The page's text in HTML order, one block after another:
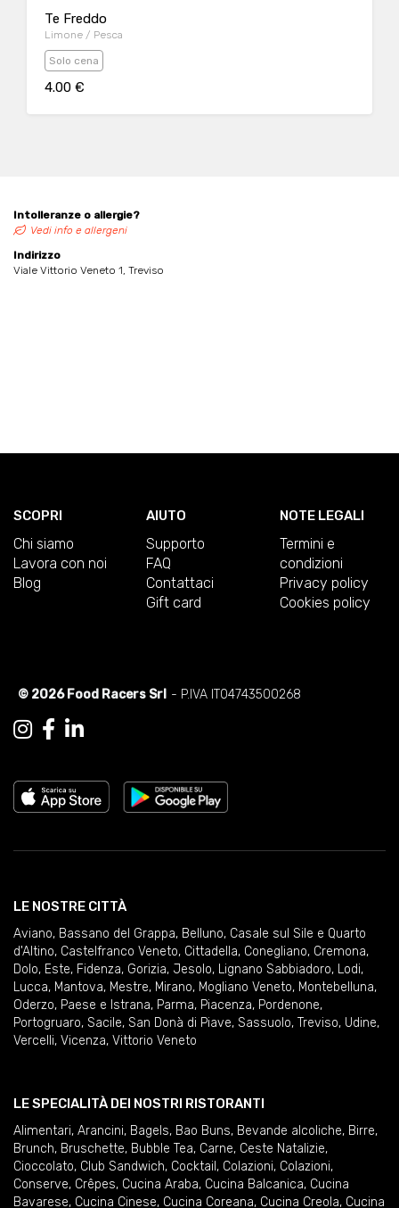
Te Freddo
Limone / Pesca
Solo cena
4.00 €
Intolleranze o allergie?
Vedi info e allergeni
Indirizzo
Viale Vittorio Veneto 1, Treviso
SCOPRI
Chi siamo
Lavora con noi
Blog
AIUTO
Supporto
FAQ
Contattaci
Gift card
NOTE LEGALI
Termini e
condizioni
Privacy policy
Cookies policy
© 2026 Food Racers Srl - P.IVA IT04743500268
LE NOSTRE CITTÀ
Aviano, Bassano del Grappa, Belluno, Casale sul Sile e Quarto
d'Altino, Castelfranco Veneto, Cittadella, Conegliano, Cremona,
Dolo, Este, Fidenza, Gorizia, Jesolo, Lignano Sabbiadoro, Lodi,
Lucca, Mantova, Mestre, Mirano, Mogliano Veneto, Montebelluna,
Oderzo, Paese e Istrana, Parma, Piacenza, Pordenone,
Portogruaro, Sacile, San Donà di Piave, Sassuolo, Treviso, Udine,
Vercelli, Vicenza, Vittorio Veneto
LE SPECIALITÀ DEI NOSTRI RISTORANTI
Alimentari, Arancini, Bagels, Bao Buns, Bevande alcoliche, Birre,
Brunch, Bruschette, Bubble Tea, Carne, Ceste Natalizie,
Cioccolato, Club Sandwich, Cocktail , Colazioni, Colazioni,
Conserve, Crêpes, Cucina Araba, Cucina Balcanica, Cucina
Bavarese, Cucina Cinese, Cucina Coreana, Cucina Creola, Cucina